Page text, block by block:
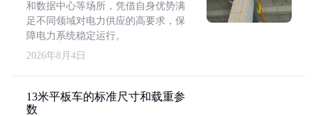
和数据中心等场所，凭借自身优势满
足不同领域对电力供应的高要求，保
障电力系统稳定运行。
2026年8月4日
13米平板车的标准尺寸和载重参
数